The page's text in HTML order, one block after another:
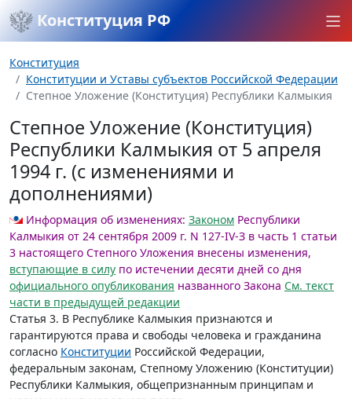
Конституция РФ
Конституция
Конституции и Уставы субъектов Российской Федерации
Степное Уложение (Конституция) Республики Калмыкия
Степное Уложение (Конституция)
Республики Калмыкия от 5 апреля
1994 г. (с изменениями и
дополнениями)
Информация об изменениях: Законом Республики
Калмыкия от 24 сентября 2009 г. N 127-IV-З в часть 1 статьи
3 настоящего Степного Уложения внесены изменения,
вступающие в силу по истечении десяти дней со дня
официального опубликования названного Закона См. текст
части в предыдущей редакции
Статья 3. В Республике Калмыкия признаются и
гарантируются права и свободы человека и гражданина
согласно Конституции Российской Федерации,
федеральным законам, Степному Уложению (Конституции)
Республики Калмыкия, общепризнанным принципам и